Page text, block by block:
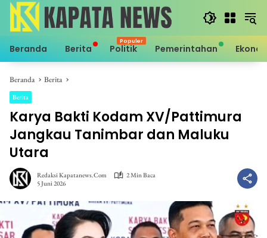
Langsung
konten
Beranda Berita Politik Pemerintahan
Beranda Berita
Berita
Karya Bakti Kodam XV/Pattimura
Jangkau Tanimbar dan Maluku
Utara
Redaksi Kapatanews.com
2 Min Baca
5 Juni 2026